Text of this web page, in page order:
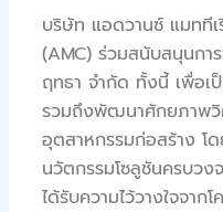
บริษัท แอดวานซ์ แมทที
(AMC) ร่วมสนับสนุนก
ฤทธา จำกัด ทั้งนี้ เพื่อเ
รวมถึงพัฒนาศักยภาพวิ
อุตสาหกรรมก่อสร้าง โ
นวัตกรรมโซลูชันครบว
ได้รับความไว้วางใจจาก